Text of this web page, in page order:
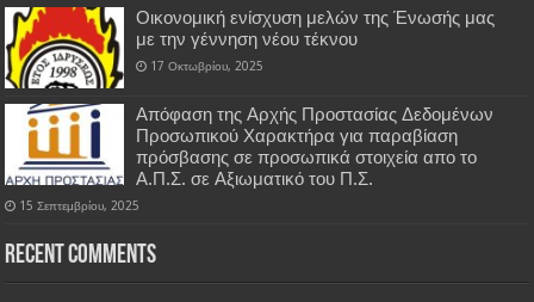
Οικονομική ενίσχυση μελών της Ένωσής μας
με την γέννηση νέου τέκνου
17 Οκτωβρίου, 2025
Απόφαση της Αρχής Προστασίας Δεδομένων
Προσωπικού Χαρακτήρα για παραβίαση
πρόσβασης σε προσωπικά στοιχεία απο το
Α.Π.Σ. σε Αξιωματικό του Π.Σ.
15 Σεπτεμβρίου, 2025
Recent Comments